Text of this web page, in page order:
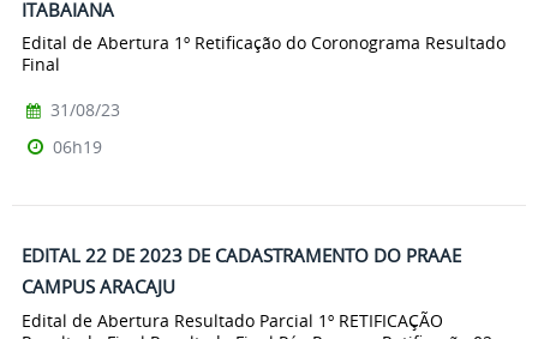
ITABAIANA
Edital de Abertura 1º Retificação do Coronograma Resultado
Final
31/08/23
06h19
EDITAL 22 DE 2023 DE CADASTRAMENTO DO PRAAE
CAMPUS ARACAJU
Edital de Abertura Resultado Parcial 1º RETIFICAÇÃO